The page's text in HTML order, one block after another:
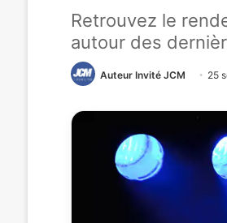
Retrouvez le
autour des
Auteur Invité JCM 25